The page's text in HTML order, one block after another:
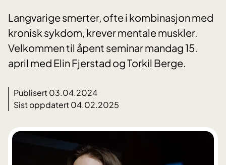
Langvarige smerter, ofte i kombinasjon med
kronisk sykdom, krever mentale muskler.
Velkommen til åpent seminar mandag 15.
april med Elin Fjerstad og Torkil Berge.
Publisert 03.04.2024
Sist oppdatert 04.02.2025